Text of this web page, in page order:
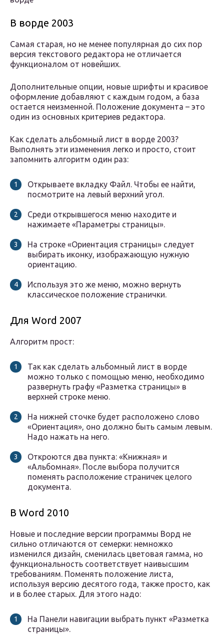
В ворде 2003
Самая старая, но не менее популярная до сих пор
версия текстового редактора не отличается
функционалом от новейших.
Дополнительные опции, новые шрифты и красивое
оформление добавляют с каждым годом, а база
остается неизменной. Положение документа – это
один из основных критериев редактора.
Как сделать альбомный лист в ворде 2003?
Выполнять эти изменения легко и просто, стоит
запомнить алгоритм один раз:
Открываете вкладку Файл. Чтобы ее найти,
посмотрите на левый верхний угол.
Среди открывшегося меню находите и
нажимаете «Параметры страницы».
На строке «Ориентация страницы» следует
выбирать иконку, изображающую нужную
ориентацию.
Используя это же меню, можно вернуть
классическое положение странички.
Для Word 2007
Алгоритм прост:
Так как сделать альбомный лист в ворде
можно только с помощью меню, необходимо
развернуть графу «Разметка страницы» в
верхней строке меню.
На нижней сточке будет расположено слово
«Ориентация», оно должно быть самым левым.
Надо нажать на него.
Откроются два пункта: «Книжная» и
«Альбомная». После выбора получится
поменять расположение страничек целого
документа.
В Word 2010
Новые и последние версии программы Ворд не
сильно отличаются от семерки: немножко
изменился дизайн, сменилась цветовая гамма, но
функциональность соответствует наивысшим
требованиям. Поменять положение листа,
используя версию десятого года, также просто, как
и в более старых. Для этого надо:
На Панели навигации выбрать пункт «Разметка
страницы».